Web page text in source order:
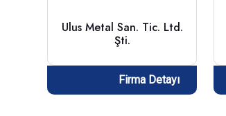
Ulus Metal San. Tic. Ltd.
Şti.
Firma Detayı